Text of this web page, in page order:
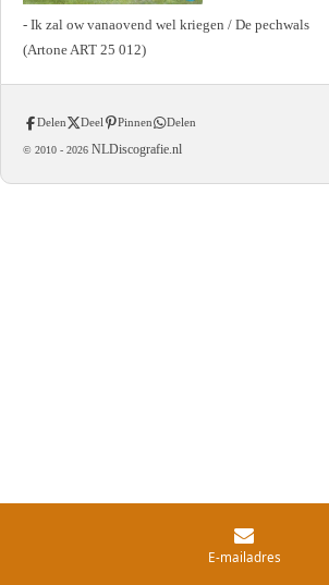
- Ik zal ow vanaovend wel kriegen / De pechwals
(Artone ART 25 012)
Delen Deel Pinnen Delen
© 2010 - 2026 NLDiscografie.nl
E-mailadres